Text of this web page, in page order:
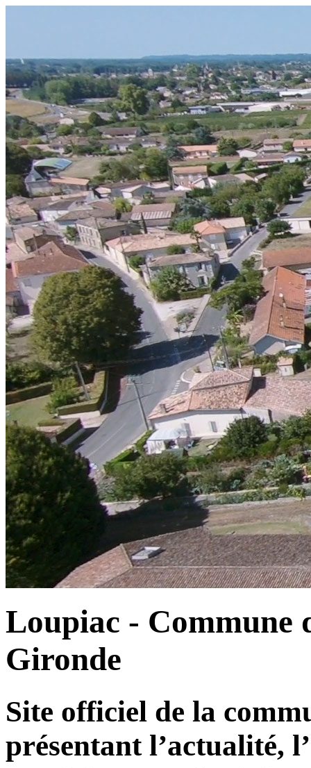
Loupiac - Commune
Gironde
Site officiel de la
présentant l’actualité,